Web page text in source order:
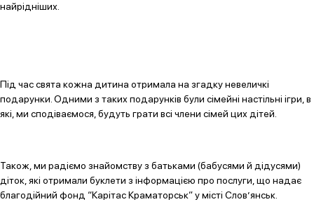
найрідніших.
Під час свята кожна дитина отримала на згадку невеличкі
подарунки. Одними з таких подарунків були сімейні настільні ігри, в
які, ми сподіваємося, будуть грати всі члени сімей цих дітей.
Також, ми радіємо знайомству з батьками (бабусями й дідусями)
діток, які отримали буклети з інформацією про послуги, що надає
благодійний фонд “Карітас Краматорськ” у місті Слов’янськ.